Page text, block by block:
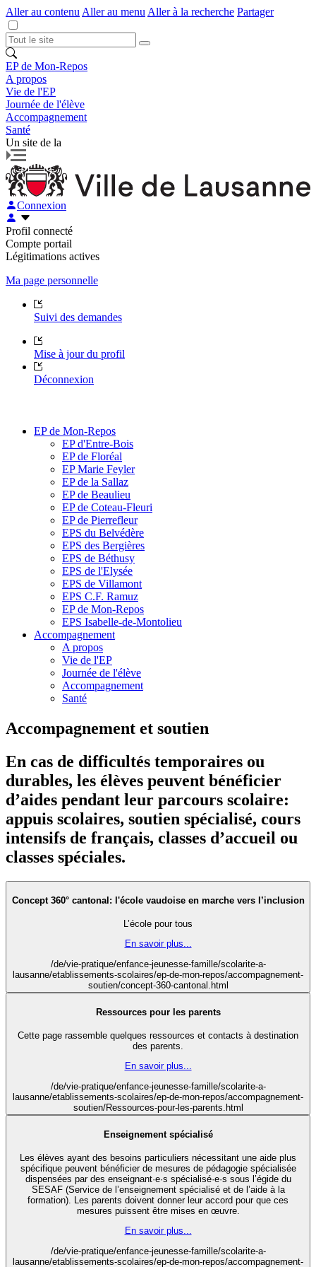
Aller au contenu Aller au menu Aller à la recherche Partager
EP de Mon-Repos
A propos
Vie de l'EP
Journée de l'élève
Accompagnement
Santé
Un site de la
Connexion
Profil connecté
Compte portail
Légitimations actives
Ma page personnelle
Suivi des demandes
Mise à jour du profil
Déconnexion
EP de Mon-Repos
EP d'Entre-Bois
EP de Floréal
EP Marie Feyler
EP de la Sallaz
EP de Beaulieu
EP de Coteau-Fleuri
EP de Pierrefleur
EPS du Belvédère
EPS des Bergières
EPS de Béthusy
EPS de l'Elysée
EPS de Villamont
EPS C.F. Ramuz
EP de Mon-Repos
EPS Isabelle-de-Montolieu
Accompagnement
A propos
Vie de l'EP
Journée de l'élève
Accompagnement
Santé
Accompagnement et soutien
En cas de difficultés temporaires ou
durables, les élèves peuvent bénéficier
d’aides pendant leur parcours scolaire:
appuis scolaires, soutien spécialisé, cours
intensifs de français, classes d’accueil ou
classes spéciales.
Concept 360° cantonal: l'école vaudoise en marche vers l’inclusion
L’école pour tous
En savoir plus...
/de/vie-pratique/enfance-jeunesse-famille/scolarite-a-
lausanne/etablissements-scolaires/ep-de-mon-repos/accompagnement-
soutien/concept-360-cantonal.html
Ressources pour les parents
Cette page rassemble quelques ressources et contacts à destination
des parents.
En savoir plus...
/de/vie-pratique/enfance-jeunesse-famille/scolarite-a-
lausanne/etablissements-scolaires/ep-de-mon-repos/accompagnement-
soutien/Ressources-pour-les-parents.html
Enseignement spécialisé
Les élèves ayant des besoins particuliers nécessitant une aide plus
spécifique peuvent bénéficier de mesures de pédagogie spécialisée
dispensées par des enseignant·e·s spécialisé·e·s sous l’égide du
SESAF (Service de l’enseignement spécialisé et de l’aide à la
formation). Les parents doivent donner leur accord pour que ces
mesures puissent être mises en œuvre.
En savoir plus...
/de/vie-pratique/enfance-jeunesse-famille/scolarite-a-
lausanne/etablissements-scolaires/ep-de-mon-repos/accompagnement-